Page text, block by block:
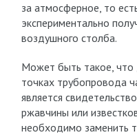
за атмосферное, то
экспериментально
воздушного столба.
Может быть такое, что
точках трубопровода
является
ржавчины или
необходимо заменить